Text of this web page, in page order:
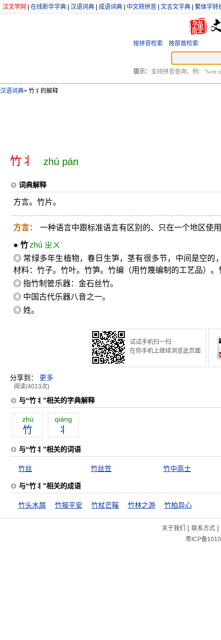
汉文学网 在线新华字典 汉语词典 成语词典 中文转拼音 文言文字典 繁体字转
按拼音检索 按部首检索
提示： 支持拼音查询，例：“wen
汉语词典> 竹丬的解释
竹丬 zhú pán
词典解释
方言。竹片。
方言： 一种语言中跟标准语言有区别的、只在一个地区使
● 竹zhú ㄓㄨˊ
◎ 常绿多年生植物，春日生笋，茎有很多节，中间是空的
材料：竹子。竹叶。竹笋。竹编（用竹篾编制的工艺品）。
◎ 指竹制管乐器：金石丝竹。
◎ 中国古代乐器八音之一。
◎ 姓。
试试手机扫一扫
在你手机上继续浏览此页面
分享到： 更多
阅读(4013次)
与“竹丬”相关的字典解释
zhú
竹
qiáng
丬
与“竹丬”相关的词语
竹丝 竹丝笠 竹中高士
与“竹丬”相关的成语
竹头木屑 竹报平安 竹杖芒鞵 竹林之游 竹柏异心
关于我们 | 联系方式|
粤ICP备